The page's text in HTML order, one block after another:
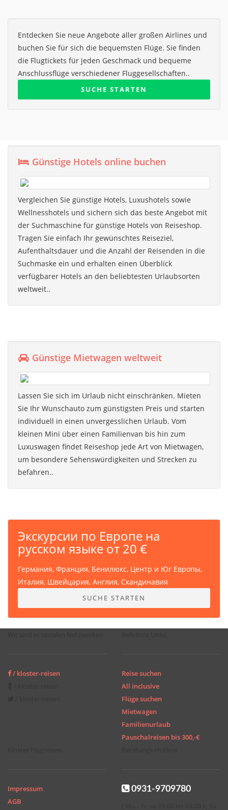
Entdecken Sie neue Angebote aller großen Airlines und
buchen Sie für sich die bequemsten Flüge. Sie finden
die Flugtickets für jeden Geschmack und bequeme
Anschlussflüge verschiedener Fluggesellschaften..
SUCHE STARTEN
Günstige Hotels online buchen
Vergleichen Sie günstige Hotels, Luxushotels sowie
Wellnesshotels und sichern sich das beste Angebot mit
der Suchmaschine für günstige Hotels von Reiseshop.
Tragen Sie einfach Ihr gewünschtes Reiseziel,
Aufenthaltsdauer und die Anzahl der Reisenden in die
Suchmaske ein und erhalten einen Überblick
verfügbarer Hotels an den beliebtesten Urlaubsorten
weltweit..
Günstige Mietwagen weltweit
Lassen Sie sich im Urlaub nicht einschränken. Mieten
Sie Ihr Wunschauto zum günstigsten Preis und starten
individuell in einen unvergesslichen Urlaub. Vom
kleinen Mini über einen Familienvan bis hin zum
Luxuswagen findet Reiseshop jede Art von Mietwagen,
um besondere Sehenswürdigkeiten und Strecken zu
befahren..
Экскурсии по Европе на
русском языке от 20 €
Германия, Франция, Бенилюкс, Центр и Юг Европы,
Италия, Швейцария, Англия, Скандинавия
SUCHE STARTEN
/ kloster-reisen
Reise suchen
All inclusive
Flüge suchen
Mietwagen
Familienurlaub
Pauschalreisen bis 300,-€
Impressum
AGB
0931-9709780